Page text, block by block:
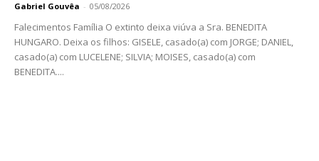
Gabriel Gouvêa - 05/08/2026
Falecimentos Família O extinto deixa viúva a Sra. BENEDITA
HUNGARO. Deixa os filhos: GISELE, casado(a) com JORGE; DANIEL,
casado(a) com LUCELENE; SILVIA; MOISES, casado(a) com
BENEDITA....